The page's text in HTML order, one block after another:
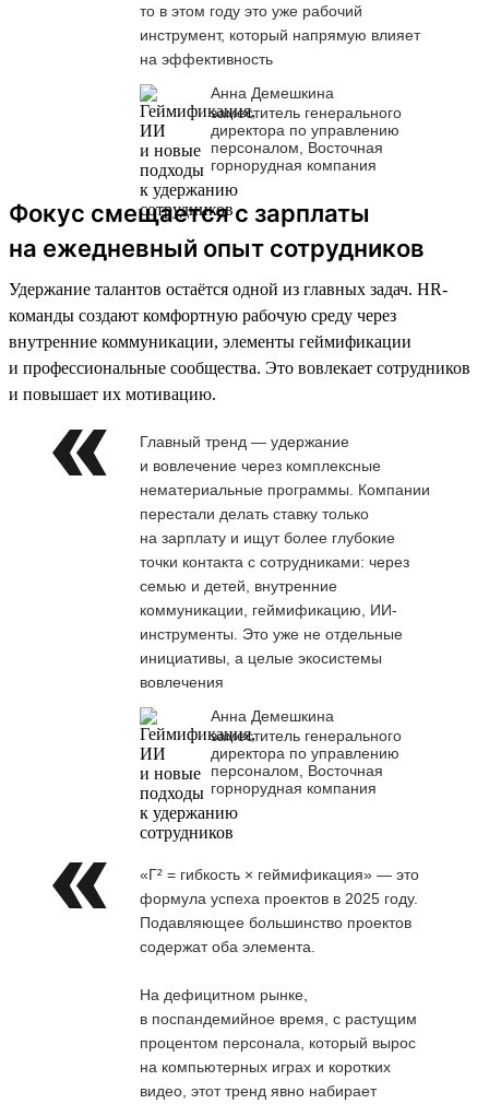
то в этом году это уже рабочий
инструмент, который напрямую влияет
на эффективность
Анна Демешкина
заместитель генерального
директора по управлению
персоналом, Восточная
горнорудная компания
Фокус смещается с зарплаты
на ежедневный опыт сотрудников
Удержание талантов остаётся одной из главных задач. HR-
команды создают комфортную рабочую среду через
внутренние коммуникации, элементы геймификации
и профессиональные сообщества. Это вовлекает сотрудников
и повышает их мотивацию.
Главный тренд — удержание
и вовлечение через комплексные
нематериальные программы. Компании
перестали делать ставку только
на зарплату и ищут более глубокие
точки контакта с сотрудниками: через
семью и детей, внутренние
коммуникации, геймификацию, ИИ-
инструменты. Это уже не отдельные
инициативы, а целые экосистемы
вовлечения
Анна Демешкина
заместитель генерального
директора по управлению
персоналом, Восточная
горнорудная компания
«Г² = гибкость × геймификация» — это
формула успеха проектов в 2025 году.
Подавляющее большинство проектов
содержат оба элемента.
На дефицитном рынке,
в поспандемийное время, с растущим
процентом персонала, который вырос
на компьютерных играх и коротких
видео, этот тренд явно набирает